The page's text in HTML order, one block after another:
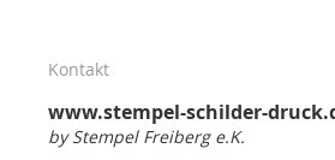
Kontakt
www.stempel-schilder-
by Stempel Freiberg e.K.